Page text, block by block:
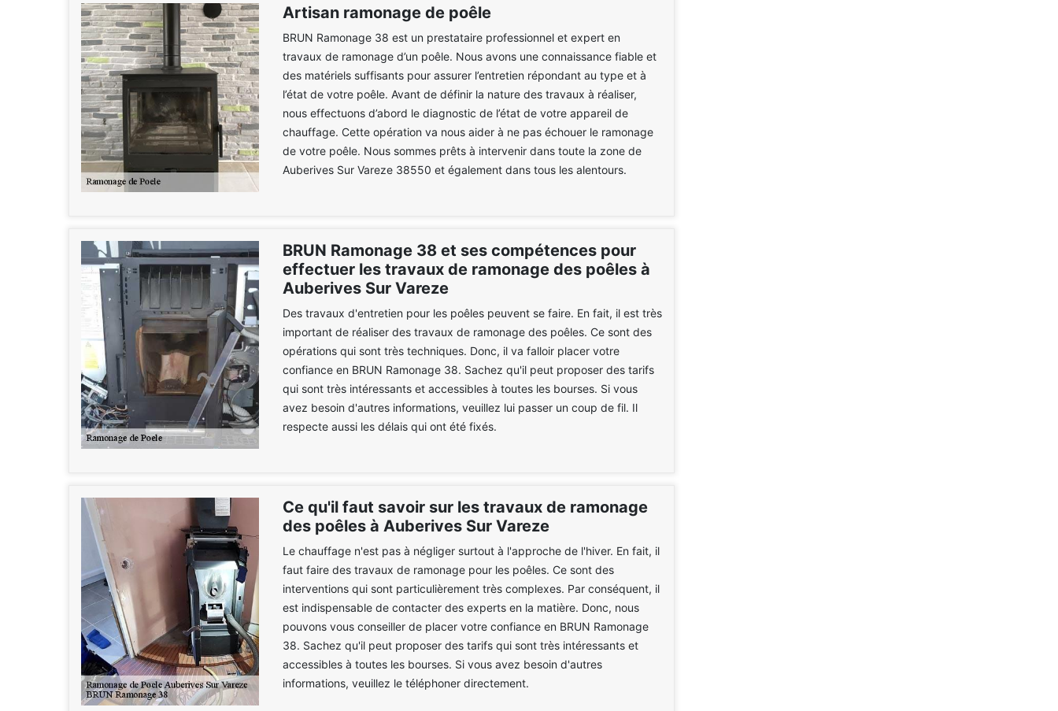
Artisan ramonage de poêle
BRUN Ramonage 38 est un prestataire professionnel et expert en
travaux de ramonage d’un poêle. Nous avons une connaissance fiable et
des matériels suffisants pour assurer l’entretien répondant au type et à
l’état de votre poêle. Avant de définir la nature des travaux à réaliser,
nous effectuons d’abord le diagnostic de l’état de votre appareil de
chauffage. Cette opération va nous aider à ne pas échouer le ramonage
de votre poêle. Nous sommes prêts à intervenir dans toute la zone de
Auberives Sur Vareze 38550 et également dans tous les alentours.
BRUN Ramonage 38 et ses compétences pour
effectuer les travaux de ramonage des poêles à
Auberives Sur Vareze
Des travaux d'entretien pour les poêles peuvent se faire. En fait, il est très
important de réaliser des travaux de ramonage des poêles. Ce sont des
opérations qui sont très techniques. Donc, il va falloir placer votre
confiance en BRUN Ramonage 38. Sachez qu'il peut proposer des tarifs
qui sont très intéressants et accessibles à toutes les bourses. Si vous
avez besoin d'autres informations, veuillez lui passer un coup de fil. Il
respecte aussi les délais qui ont été fixés.
Ce qu'il faut savoir sur les travaux de ramonage
des poêles à Auberives Sur Vareze
Le chauffage n'est pas à négliger surtout à l'approche de l'hiver. En fait, il
faut faire des travaux de ramonage pour les poêles. Ce sont des
interventions qui sont particulièrement très complexes. Par conséquent, il
est indispensable de contacter des experts en la matière. Donc, nous
pouvons vous conseiller de placer votre confiance en BRUN Ramonage
38. Sachez qu'il peut proposer des tarifs qui sont très intéressants et
accessibles à toutes les bourses. Si vous avez besoin d'autres
informations, veuillez le téléphoner directement.